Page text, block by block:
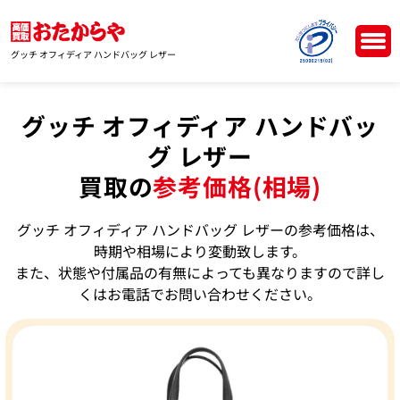
グッチ オフィディア ハンドバッグ レザー
グッチ オフィディア ハンドバッ
グ レザー
買取の参考価格(相場)
グッチ オフィディア ハンドバッグ レザーの参考価格は、
時期や相場により変動致します。
また、状態や付属品の有無によっても異なりますので詳し
くはお電話でお問い合わせください。